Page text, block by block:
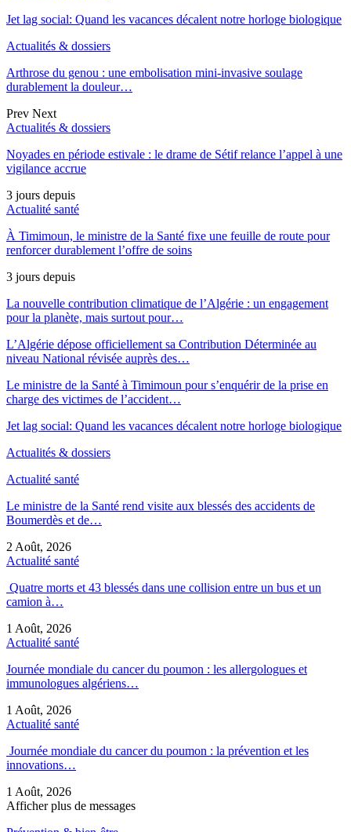
Jet lag social: Quand les vacances décalent notre horloge biologique
Actualités & dossiers
Arthrose du genou : une embolisation mini-invasive soulage
durablement la douleur…
Prev Next
Actualités & dossiers
Noyades en période estivale : le drame de Sétif relance l’appel à une
vigilance accrue
3 jours depuis
Actualité santé
À Timimoun, le ministre de la Santé fixe une feuille de route pour
renforcer durablement l’offre de soins
3 jours depuis
La nouvelle contribution climatique de l’Algérie : un engagement
pour la planète, mais surtout pour…
L’Algérie dépose officiellement sa Contribution Déterminée au
niveau National révisée auprès des…
Le ministre de la Santé à Timimoun pour s’enquérir de la prise en
charge des victimes de l’accident…
Jet lag social: Quand les vacances décalent notre horloge biologique
Actualités & dossiers
Actualité santé
Le ministre de la Santé rend visite aux blessés des accidents de
Boumerdès et de…
2 Août, 2026
Actualité santé
Quatre morts et 43 blessés dans une collision entre un bus et un
camion à…
1 Août, 2026
Actualité santé
Journée mondiale du cancer du poumon : les allergologues et
immunologues algériens…
1 Août, 2026
Actualité santé
Journée mondiale du cancer du poumon : la prévention et les
innovations…
1 Août, 2026
Afficher plus de messages